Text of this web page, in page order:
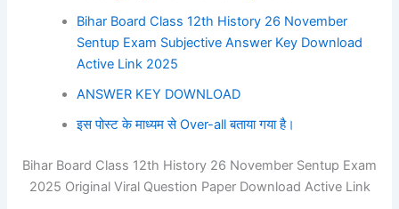
Bihar Board Class 12th History 26 November
Sentup Exam Subjective Answer Key Download
Active Link 2025
ANSWER KEY DOWNLOAD
इस पोस्ट के माध्यम से Over-all बताया गया है।
Bihar Board Class 12th History 26 November Sentup Exam
2025 Original Viral Question Paper Download Active Link